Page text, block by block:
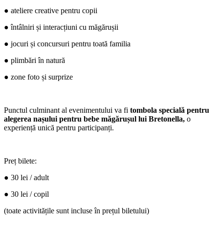
● ateliere creative pentru copii
● întâlniri și interacțiuni cu măgărușii
● jocuri și concursuri pentru toată familia
● plimbări în natură
● zone foto și surprize
Punctul culminant al evenimentului va fi tombola specială pentru
alegerea nașului pentru bebe măgărușul lui Bretonella, o
experiență unică pentru participanți.
Preț bilete:
● 30 lei / adult
● 30 lei / copil
(toate activitățile sunt incluse în prețul biletului)